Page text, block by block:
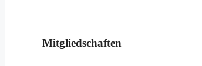
Mitgliedschaften